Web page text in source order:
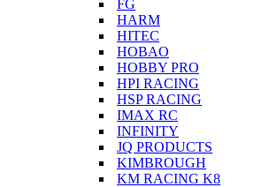
FG
HARM
HITEC
HOBAO
HOBBY PRO
HPI RACING
HSP RACING
IMAX RC
INFINITY
JQ PRODUCTS
KIMBROUGH
KM RACING K8